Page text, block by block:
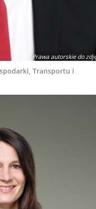
Prawa autorskie do
Transportu i